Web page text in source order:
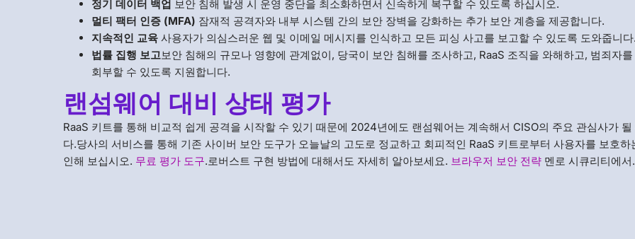
정기 데이터 백업 보안 침해 발생 시 운영 중단을 최소화하면서 신속하게 복구할 수 있도록 하십시오.
멀티 팩터 인증 (MFA) 잠재적 공격자와 내부 시스템 간의 보안 장벽을 강화하는 추가 보안 계층을 제공합니다.
지속적인 교육 사용자가 의심스러운 웹 및 이메일 메시지를 인식하고 모든 피싱 사고를 보고할 수 있도록 도와줍니다.
법률 집행 보고보안 침해의 규모나 영향에 관계없이, 당국이 보안 침해를 조사하고, RaaS 조직을 와해하고, 범죄자를
회부할 수 있도록 지원합니다.
랜섬웨어 대비 상태 평가
RaaS 키트를 통해 비교적 쉽게 공격을 시작할 수 있기 때문에 2024년에도 랜섬웨어는 계속해서 CISO의 주요 관심사가 될
다.당사의 서비스를 통해 기존 사이버 보안 도구가 오늘날의 고도로 정교하고 회피적인 RaaS 키트로부터 사용자를 보호하
인해 보십시오. 무료 평가 도구.로버스트 구현 방법에 대해서도 자세히 알아보세요. 브라우저 보안 전략 멘로 시큐리티에서.